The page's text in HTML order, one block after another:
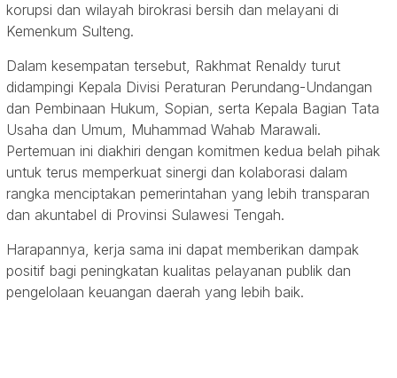
korupsi dan wilayah birokrasi bersih dan melayani di
Kemenkum Sulteng.
Dalam kesempatan tersebut, Rakhmat Renaldy turut
didampingi Kepala Divisi Peraturan Perundang-Undangan
dan Pembinaan Hukum, Sopian, serta Kepala Bagian Tata
Usaha dan Umum, Muhammad Wahab Marawali.
Pertemuan ini diakhiri dengan komitmen kedua belah pihak
untuk terus memperkuat sinergi dan kolaborasi dalam
rangka menciptakan pemerintahan yang lebih transparan
dan akuntabel di Provinsi Sulawesi Tengah.
Harapannya, kerja sama ini dapat memberikan dampak
positif bagi peningkatan kualitas pelayanan publik dan
pengelolaan keuangan daerah yang lebih baik.